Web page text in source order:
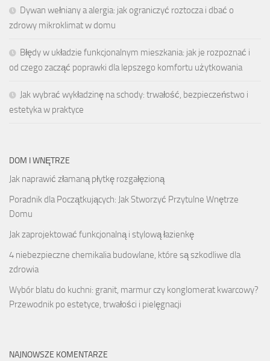
Dywan wełniany a alergia: jak ograniczyć roztocza i dbać o
zdrowy mikroklimat w domu
Błędy w układzie funkcjonalnym mieszkania: jak je rozpoznać i
od czego zacząć poprawki dla lepszego komfortu użytkowania
Jak wybrać wykładzinę na schody: trwałość, bezpieczeństwo i
estetyka w praktyce
DOM I WNĘTRZE
Jak naprawić złamaną płytkę rozgałęzioną
Poradnik dla Początkujących: Jak Stworzyć Przytulne Wnętrze
Domu
Jak zaprojektować funkcjonalną i stylową łazienkę
4 niebezpieczne chemikalia budowlane, które są szkodliwe dla
zdrowia
Wybór blatu do kuchni: granit, marmur czy konglomerat kwarcowy?
Przewodnik po estetyce, trwałości i pielęgnacji
NAJNOWSZE KOMENTARZE